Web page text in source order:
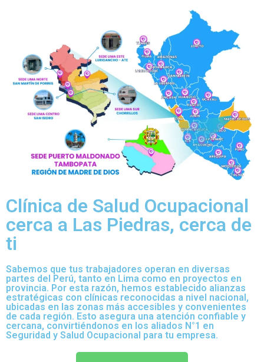
Clínica de Salud Ocupacional
cerca a Las Piedras, cerca de
ti
Sabemos que tus trabajadores operan en diversas
partes del Perú, tanto en Lima como en proyectos en
provincia. Por esta razón, hemos establecido alianzas
estratégicas con clínicas reconocidas a nivel nacional,
ubicadas en las zonas más accesibles y convenientes
de cada región. Esto asegura una atención confiable y
cercana, convirtiéndonos en los aliados N°1 en
Seguridad y Salud Ocupacional para tu empresa.